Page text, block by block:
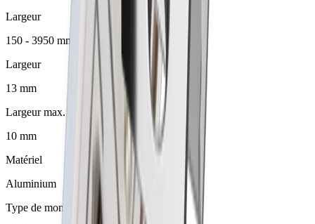
Largeur
150 - 3950 mm
Largeur
13 mm
Largeur max. pour LED
10 mm
Matériel
Aluminium
Type de montage